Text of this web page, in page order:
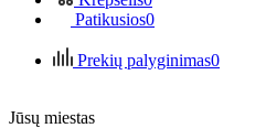
Patikusios0
Prekių palyginimas0
Jūsų miestas